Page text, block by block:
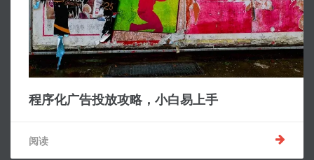
程序化广告投放攻略，小白易上手
阅读